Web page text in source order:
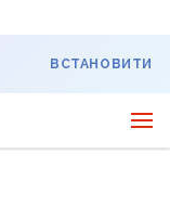
ВСТАНОВИТИ